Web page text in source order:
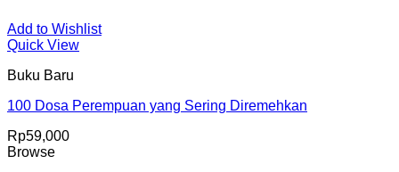
Add to Wishlist
Quick View
Buku Baru
100 Dosa Perempuan yang Sering Diremehkan
Rp59,000
Browse